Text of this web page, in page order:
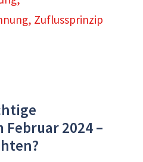
, Zuflussprinzip
2024 –